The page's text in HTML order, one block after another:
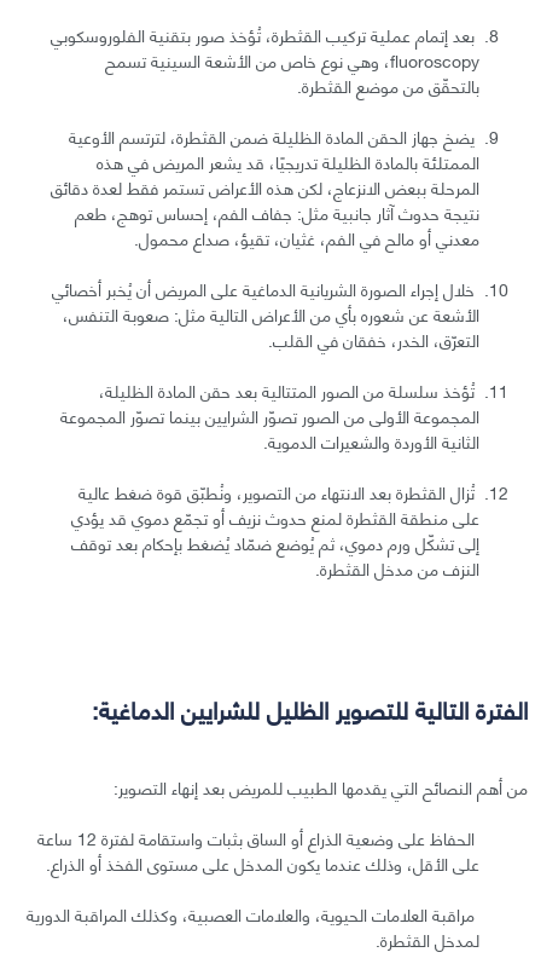
بعد إتمام عملية تركيب القثطرة، تُؤخذ صور بتقنية الفلوروسكوبي
fluoroscopy، وهي نوع خاص من الأشعة السينية تسمح
بالتحقّق من موضع القثطرة.
يضخ جهاز الحقن المادة الظليلة ضمن القثطرة، لترتسم الأوعية
الممتلئة بالمادة الظليلة تدريجيًا، قد يشعر المريض في هذه
المرحلة ببعض الانزعاج، لكن هذه الأعراض تستمر فقط لعدة دقائق
نتيجة حدوث آثار جانبية مثل: جفاف الفم، إحساس توهج، طعم
معدني أو مالح في الفم، غثيان، تقيؤ، صداع محمول.
خلال إجراء الصورة الشريانية الدماغية على المريض أن يُخبر أخصائي
الأشعة عن شعوره بأي من الأعراض التالية مثل: صعوبة التنفس،
التعرّق، الخدر، خفقان في القلب.
تُؤخذ سلسلة من الصور المتتالية بعد حقن المادة الظليلة،
المجموعة الأولى من الصور تصوّر الشرايين بينما تصوّر المجموعة
الثانية الأوردة والشعيرات الدموية.
تُزال القثطرة بعد الانتهاء من التصوير، ونُطبّق قوة ضغط عالية
على منطقة القثطرة لمنع حدوث نزيف أو تجمّع دموي قد يؤدي
إلى تشكّل ورم دموي، ثم يُوضع ضمّاد يُضغط بإحكام بعد توقف
النزف من مدخل القثطرة.
الفترة التالية للتصوير الظليل للشرايين الدماغية:
من أهم النصائح التي يقدمها الطبيب للمريض بعد إنهاء التصوير:
الحفاظ على وضعية الذراع أو الساق بثبات واستقامة لفترة 12 ساعة
على الأقل، وذلك عندما يكون المدخل على مستوى الفخذ أو الذراع.
مراقبة العلامات الحيوية، والعلامات العصبية، وكذلك المراقبة الدورية
لمدخل القثطرة.